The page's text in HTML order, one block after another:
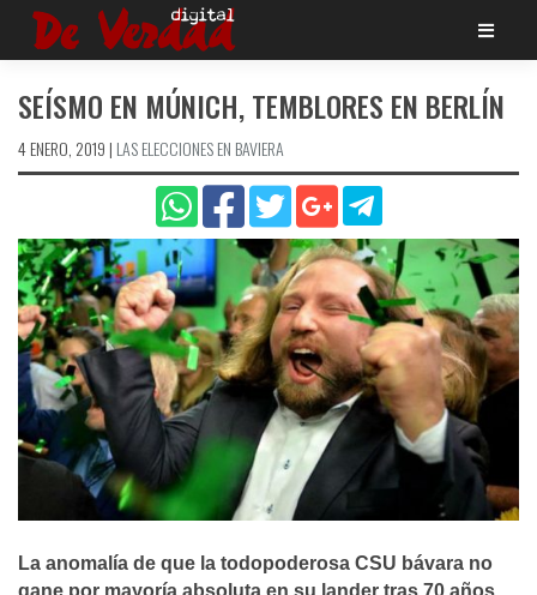
Saltar
SEÍSMO EN MÚNICH, TEMBLORES EN BERLÍN
4 ENERO, 2019 | LAS ELECCIONES EN BAVIERA
La anomalía de que la todopoderosa CSU bávara no